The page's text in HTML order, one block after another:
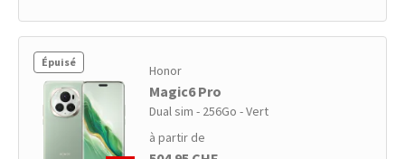
Épuisé Honor
Magic6 Pro
Dual sim - 256Go - Vert
à partir de